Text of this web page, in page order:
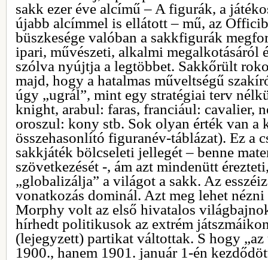
sakk ezer éve alcímű – A figurák, a
újabb alcímmel is ellátott – mű, az
büszkesége valóban a sakkfigurák
ipari, művészeti, alkalmi megalkotásáról
szólva nyújtja a legtöbbet. Sakkőrült
majd, hogy a hatalmas műveltségű
úgy „ugrál”, mint egy stratégiai terv
knight, arabul: faras, franciául: cavalier,
oroszul: kony stb. Sok olyan érték van a
összehasonlító figuranév-táblázat). Ez a
sakkjáték bölcseleti jellegét – benne
szövetkezését -, ám azt mindenütt
„globalizálja” a világot a sakk. Az
vonatkozás dominál. Azt meg lehet
Morphy volt az első hivatalos
hírhedt politikusok az extrém
(lejegyzett) partikat váltottak. S hogy „az
1900., hanem 1901. január 1-én